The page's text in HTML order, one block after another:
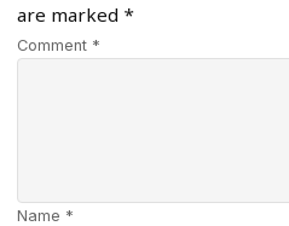
are marked *
Comment *
Name *